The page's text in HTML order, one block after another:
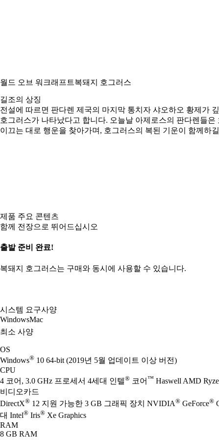
월드 오브 워크래프트복돼지 호그러스
길조의 상징
전설에 따르면 판다렌 제국의 마지막 통치자 샤오하오 황제가
호그러스가 나타났다고 합니다. 오늘날 아제로스의 판다렌들
이끄는 대로 행운을 찾아가며, 호그러스의 복된 기운이 함께하
제품 주요 콘텐츠
함께 전장으로 뛰어드십시오
출발 준비 완료!
복돼지 호그러스는 구매와 동시에 사용할 수 있습니다.
시스템 요구사양
WindowsMac
최소 사양
OS
Windows® 10 64-bit (2019년 5월 업데이트 이상 버전)
CPU
4 코어, 3.0 GHz 프로세서 4세대 인텔® 코어 ™ Haswell AMD
비디오카드
DirectX® 12 지원 가능한 3 GB 그래픽 장치 NVIDIA® GeForce®
대 Intel® Iris® Xe Graphics
RAM
8 GB RAM